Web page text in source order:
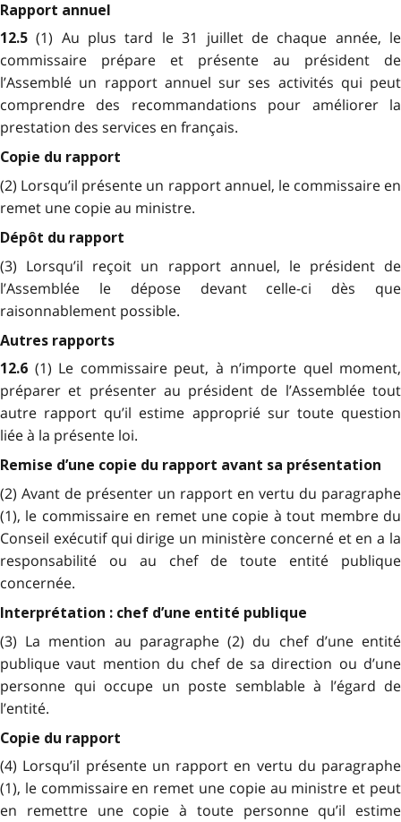
Rapport annuel
12.5(1) Au plus tard le 31 juillet de chaque année, le
commissaire prépare et présente au président de
l’Assemblé un rapport annuel sur ses activités qui peut
comprendre des recommandations pour améliorer la
prestation des services en français.
Copie du rapport
(2) Lorsqu’il présente un rapport annuel, le commissaire en
remet une copie au ministre.
Dépôt du rapport
(3) Lorsqu’il reçoit un rapport annuel, le président de
l’Assemblée le dépose devant celle-ci dès que
raisonnablement possible.
Autres rapports
12.6 (1) Le commissaire peut, à n’importe quel moment,
préparer et présenter au président de l’Assemblée tout
autre rapport qu’il estime approprié sur toute question
liée à la présente loi.
Remise d’une copie du rapport avant sa présentation
(2) Avant de présenter un rapport en vertu du paragraphe
(1), le commissaire en remet une copie à tout membre du
Conseil exécutif qui dirige un ministère concerné et en a la
responsabilité ou au chef de toute entité publique
concernée.
Interprétation : chef d’une entité publique
(3) La mention au paragraphe (2) du chef d’une entité
publique vaut mention du chef de sa direction ou d’une
personne qui occupe un poste semblable à l’égard de
l’entité.
Copie du rapport
(4) Lorsqu’il présente un rapport en vertu du paragraphe
(1), le commissaire en remet une copie au ministre et peut
en remettre une copie à toute personne qu’il estime